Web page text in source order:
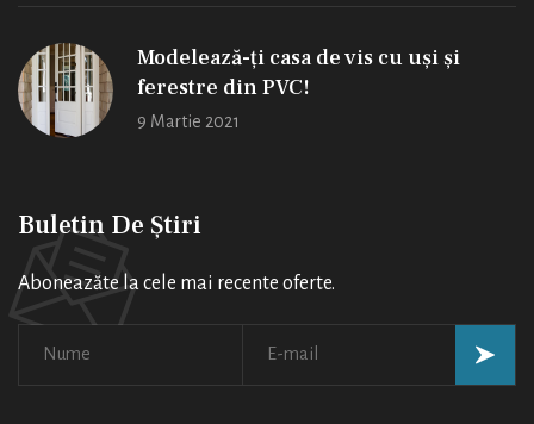
Modelează-ți casa de vis cu uși și
ferestre din PVC!
9 Martie 2021
Buletin De Știri
Aboneazăte la cele mai recente oferte.